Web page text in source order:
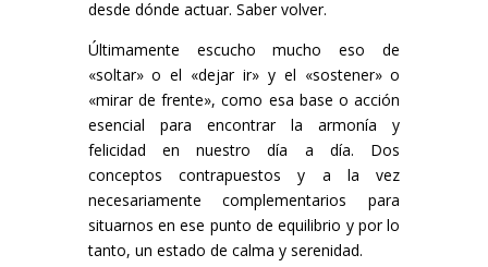
desde dónde actuar. Saber volver.
Últimamente escucho mucho eso de
«soltar» o el «dejar ir» y el «sostener» o
«mirar de frente», como esa base o acción
esencial para encontrar la armonía y
felicidad en nuestro día a día. Dos
conceptos contrapuestos y a la vez
necesariamente complementarios para
situarnos en ese punto de equilibrio y por lo
tanto, un estado de calma y serenidad.